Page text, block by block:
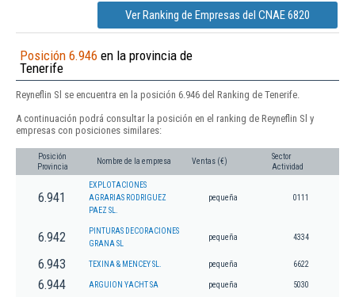
Ver Ranking de Empresas del CNAE 6820
Posición 6.946 en la provincia de
Tenerife
Reyneflin Sl se encuentra en la posición 6.946 del Ranking de Tenerife.
A continuación podrá consultar la posición en el ranking de Reyneflin Sl y
empresas con posiciones similares:
Posición
Provincia
Nombre de la empresa Ventas (€)
Sector
Actividad
6.941
EXPLOTACIONES
AGRARIAS RODRIGUEZ
PAEZ SL.
pequeña 0111
6.942
PINTURAS DECORACIONES
GRANA SL
pequeña 4334
6.943 TEXINA & MENCEY SL. pequeña 6622
6.944 ARGUION YACHT SA pequeña 5030